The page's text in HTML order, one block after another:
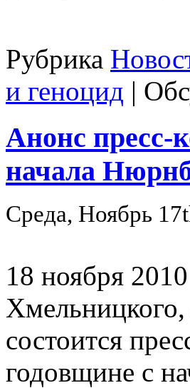
Рубрика
и геноцид |
Анонс пресс-
начала
Среда, Ноябрь
18 ноября
состоится
годовщине с